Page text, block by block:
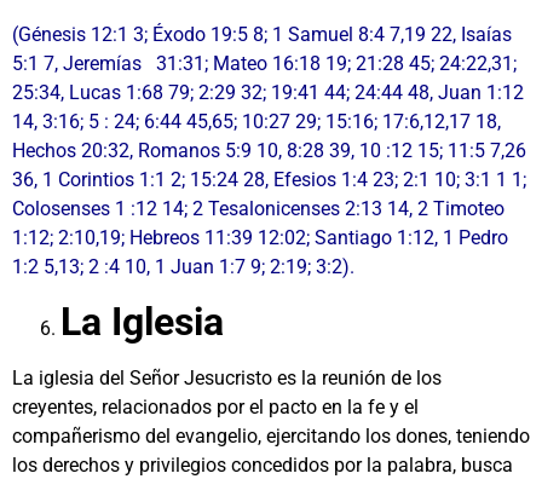
(Génesis 12:1 3; Éxodo 19:5 8; 1 Samuel 8:4 7,19 22, Isaías
5:1 7, Jeremías 31:31; Mateo 16:18 19; 21:28 45; 24:22,31;
25:34, Lucas 1:68 79; 2:29 32; 19:41 44; 24:44 48, Juan 1:12
14, 3:16; 5 : 24; 6:44 45,65; 10:27 29; 15:16; 17:6,12,17 18,
Hechos 20:32, Romanos 5:9 10, 8:28 39, 10 :12 15; 11:5 7,26
36, 1 Corintios 1:1 2; 15:24 28, Efesios 1:4 23; 2:1 10; 3:1 1 1;
Colosenses 1 :12 14; 2 Tesalonicenses 2:13 14, 2 Timoteo
1:12; 2:10,19; Hebreos 11:39 12:02; Santiago 1:12, 1 Pedro
1:2 5,13; 2 :4 10, 1 Juan 1:7 9; 2:19; 3:2).
La Iglesia
La iglesia del Señor Jesucristo es la reunión de los
creyentes, relacionados por el pacto en la fe y el
compañerismo del evangelio, ejercitando los dones, teniendo
los derechos y privilegios concedidos por la palabra, busca